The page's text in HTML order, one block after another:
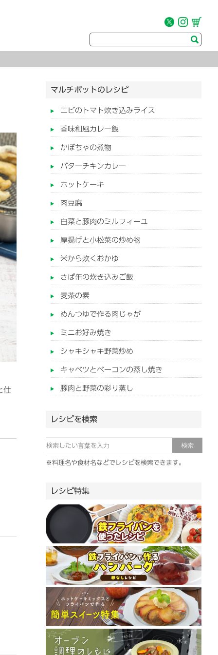
仕
マルチポットのレシピ
エビのトマト炊き込みライス
香味和風カレー飯
かぼちゃの煮物
バターチキンカレー
ホットケーキ
肉豆腐
白菜と豚肉のミルフィーユ
厚揚げと小松菜の炒め物
米から炊くおかゆ
さば缶の炊き込みご飯
麦茶の素
めんつゆで作る肉じゃが
ミニお好み焼き
シャキシャキ野菜炒め
キャベツとベーコンの蒸し焼き
豚肉と野菜の彩り蒸し
レシピを検索
※料理名や食材名などでレシピを検索できます。
レシピ特集